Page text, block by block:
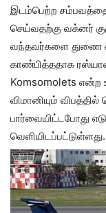
இடம்பெற்ற
செய்வதற்கு வக்னர்
வந்தவர்களை துணை
காண்பித்ததாக
Komsomolets
விமானியும்
பார்வையிட்டபோது
வெளியிடப்பட்டுள்ளது.